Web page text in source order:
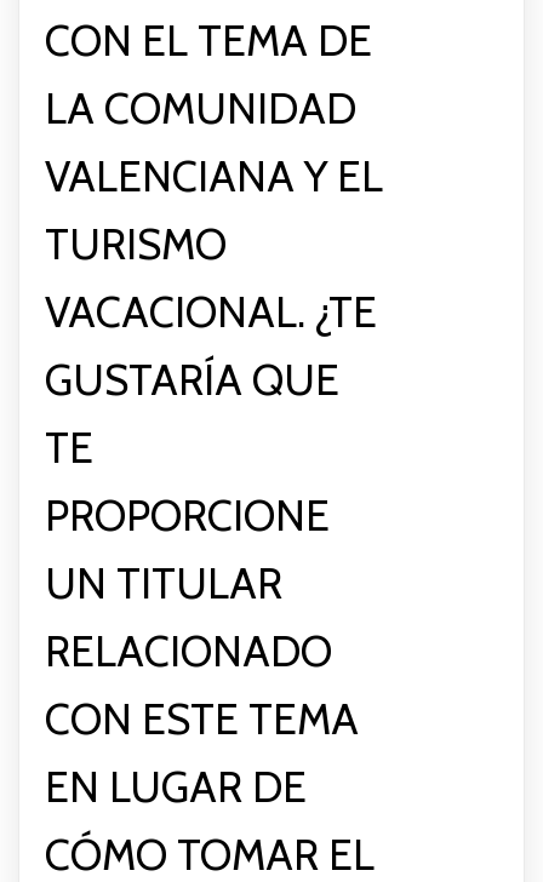
CON EL TEMA DE
LA COMUNIDAD
VALENCIANA Y EL
TURISMO
VACACIONAL. ¿TE
GUSTARÍA QUE
TE
PROPORCIONE
UN TITULAR
RELACIONADO
CON ESTE TEMA
EN LUGAR DE
CÓMO TOMAR EL